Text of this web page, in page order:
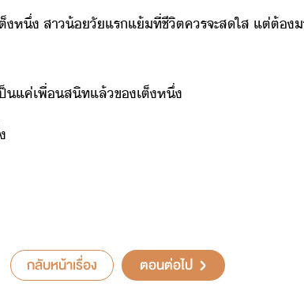
​หึ่​ ​สา้​ั​แร​แ้​ที่​ชีิต​ครจะ​สใส​ ​แต่​ต้
แค่​เพื่สิท​แล้​ข​เต็​หึ่
กลับหน้าเรื่อง ตอนต่อไป